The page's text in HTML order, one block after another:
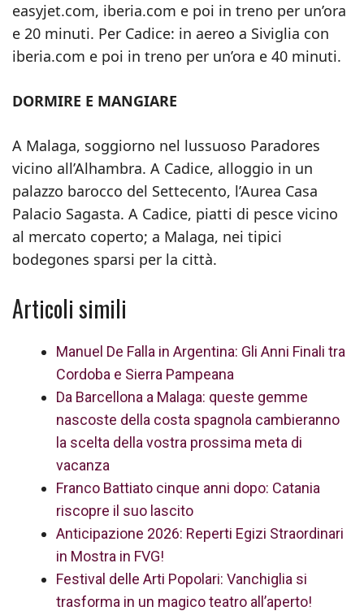
easyjet.com, iberia.com e poi in treno per un’ora
e 20 minuti. Per Cadice: in aereo a Siviglia con
iberia.com e poi in treno per un’ora e 40 minuti.
DORMIRE E MANGIARE
A Malaga, soggiorno nel lussuoso Paradores
vicino all’Alhambra. A Cadice, alloggio in un
palazzo barocco del Settecento, l’Aurea Casa
Palacio Sagasta. A Cadice, piatti di pesce vicino
al mercato coperto; a Malaga, nei tipici
bodegones sparsi per la città.
Articoli simili
Manuel De Falla in Argentina: Gli Anni Finali tra
Cordoba e Sierra Pampeana
Da Barcellona a Malaga: queste gemme
nascoste della costa spagnola cambieranno
la scelta della vostra prossima meta di
vacanza
Franco Battiato cinque anni dopo: Catania
riscopre il suo lascito
Anticipazione 2026: Reperti Egizi Straordinari
in Mostra in FVG!
Festival delle Arti Popolari: Vanchiglia si
trasforma in un magico teatro all’aperto!